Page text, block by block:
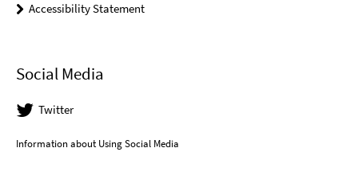
Accessibility Statement
Social Media
Twitter
Information about Using Social Media